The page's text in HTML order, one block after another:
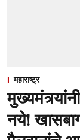
महाराष्ट्र
नये!